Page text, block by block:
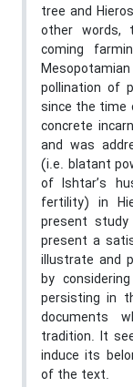
tree and
other words,
coming
pollination of
since the time
concrete
and was
(i.e. blatant
of Ishtar’s
fertility) in
present
present a
illustrate and
by
persisting in
documents
tradition. It
induce its
of the text.